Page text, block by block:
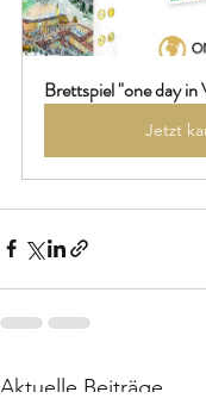
Brettspiel "one day in
Jetzt
Aktuelle Beiträge